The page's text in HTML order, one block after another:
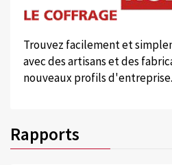
Trouvez facilement et
avec des artisans et des
nouveaux profils d'entreprise.
Rapports